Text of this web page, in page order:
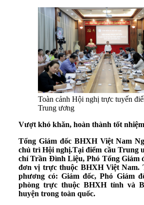
Toàn cảnh Hội nghị trực tuyến
Trung ương
Vượt khó khăn, hoàn thành tốt
Tổng Giám đốc BHXH Việt Nam
chủ trì Hội nghị.Tại điểm cầu Trung
chí Trần Đình Liệu, Phó Tổng Giám
đơn vị trực thuộc BHXH Việt Nam.
phương có: Giám đốc, Phó Giám
phòng trực thuộc BHXH tỉnh và
huyện trong toàn quốc.